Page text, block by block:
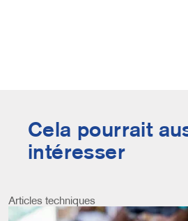
Cela pourrait
intéresser
Articles techniques
Image